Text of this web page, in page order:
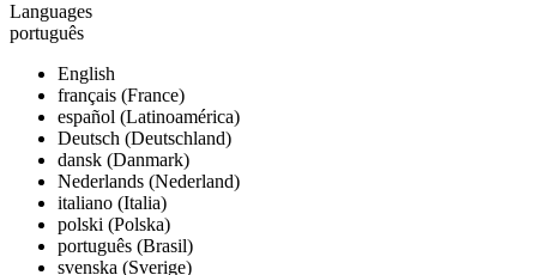
Languages
português
English
français (France)
español (Latinoamérica)
Deutsch (Deutschland)
dansk (Danmark)
Nederlands (Nederland)
italiano (Italia)
polski (Polska)
português (Brasil)
svenska (Sverige)